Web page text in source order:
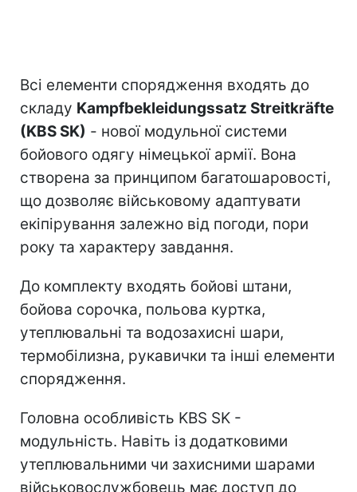
Всі елементи спорядження входять до
складу Kampfbekleidungssatz Streitkräfte
(KBS SK) - нової модульної системи
бойового одягу німецької армії. Вона
створена за принципом багатошаровості,
що дозволяє військовому адаптувати
екіпірування залежно від погоди, пори
року та характеру завдання.
До комплекту входять бойові штани,
бойова сорочка, польова куртка,
утеплювальні та водозахисні шари,
термобілизна, рукавички та інші елементи
спорядження.
Головна особливість KBS SK -
модульність. Навіть із додатковими
утеплювальними чи захисними шарами
військовослужбовець має доступ до